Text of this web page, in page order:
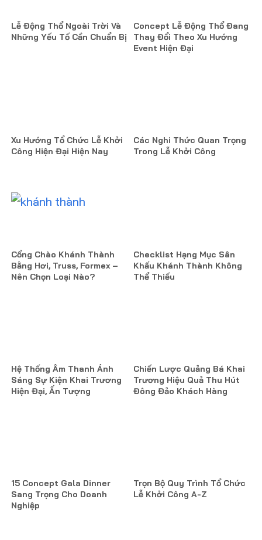
Lễ Động Thổ Ngoài Trời Và
Những Yếu Tố Cần Chuẩn Bị
Concept Lễ Động Thổ Đang
Thay Đổi Theo Xu Hướng
Event Hiện Đại
Xu Hướng Tổ Chức Lễ Khởi
Công Hiện Đại Hiện Nay
Các Nghi Thức Quan Trọng
Trong Lễ Khởi Công
Cổng Chào Khánh Thành
Bằng Hơi, Truss, Formex –
Nên Chọn Loại Nào?
Checklist Hạng Mục Sân
Khấu Khánh Thành Không
Thể Thiếu
Hệ Thống Âm Thanh Ánh
Sáng Sự Kiện Khai Trương
Hiện Đại, Ấn Tượng
Chiến Lược Quảng Bá Khai
Trương Hiệu Quả Thu Hút
Đông Đảo Khách Hàng
15 Concept Gala Dinner
Sang Trọng Cho Doanh
Nghiệp
Trọn Bộ Quy Trình Tổ Chức
Lễ Khởi Công A-Z